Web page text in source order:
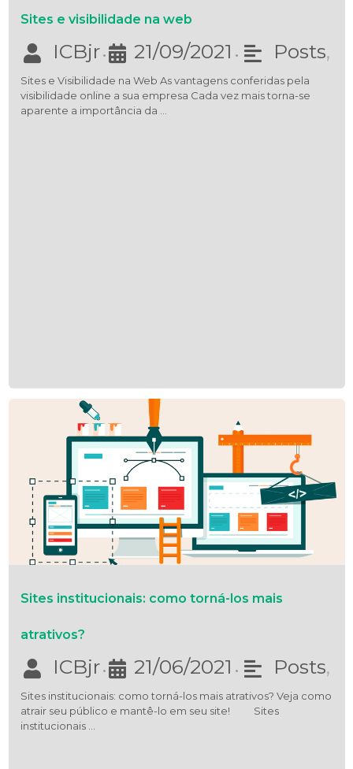
Sites e visibilidade na web
ICBjr • 21/09/2021 • Posts,
Sites e Visibilidade na Web As vantagens conferidas pela
visibilidade online a sua empresa Cada vez mais torna-se
aparente a importância da …
Sites institucionais: como torná-los mais
atrativos?
ICBjr • 21/06/2021 • Posts,
Sites institucionais: como torná-los mais atrativos? Veja como
atrair seu público e mantê-lo em seu site! Sites
institucionais …